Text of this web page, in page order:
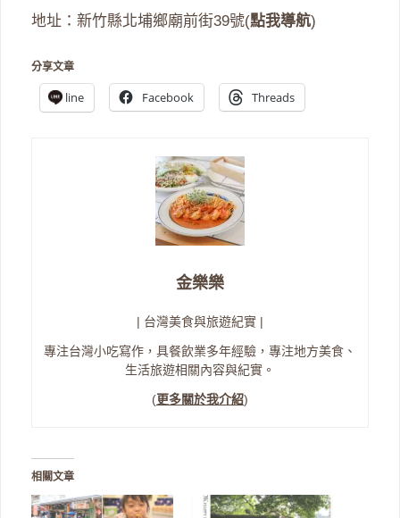
地址：新竹縣北埔鄉廟前街39號(點我導航)
分享文章
line Facebook Threads
金樂樂
| 台灣美食與旅遊紀實 |
專注台灣小吃寫作，具餐飲業多年經驗，專注地方美食、
生活旅遊相關內容與紀實。
(更多關於我介紹)
相關文章